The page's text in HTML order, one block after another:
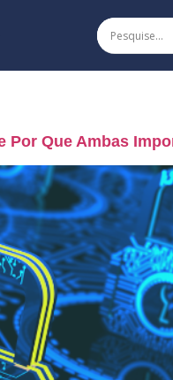
Por Que Ambas